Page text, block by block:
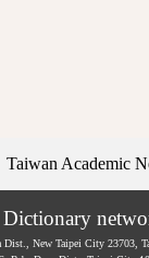
Taiwan Academic
Dictionary
Dist., New Taipei City 23703,